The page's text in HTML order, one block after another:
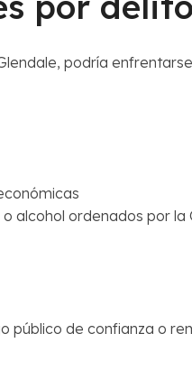
podría
alcohol ordenados por la
público de confianza o